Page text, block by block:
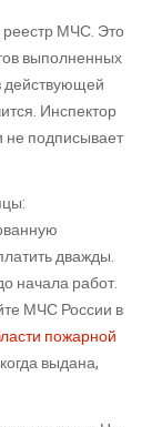
реестр МЧС. Это
выполненных
действующей
Инспектор
не подписывает
дважды.
начала работ.
МЧС России в
пожарной
выдана,